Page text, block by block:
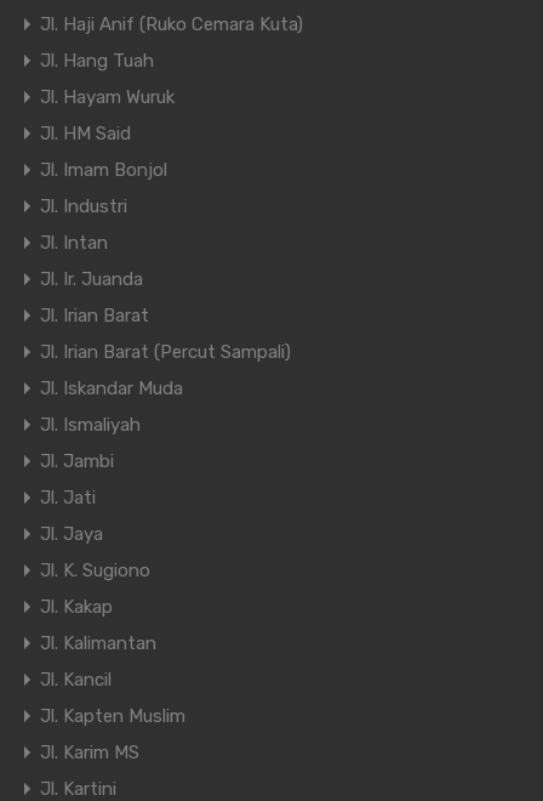
Jl. Haji Anif (Ruko Cemara Kuta)
Jl. Hang Tuah
Jl. Hayam Wuruk
Jl. HM Said
Jl. Imam Bonjol
Jl. Industri
Jl. Intan
Jl. Ir. Juanda
Jl. Irian Barat
Jl. Irian Barat (Percut Sampali)
Jl. Iskandar Muda
Jl. Ismaliyah
Jl. Jambi
Jl. Jati
Jl. Jaya
Jl. K. Sugiono
Jl. Kakap
Jl. Kalimantan
Jl. Kancil
Jl. Kapten Muslim
Jl. Karim MS
Jl. Kartini